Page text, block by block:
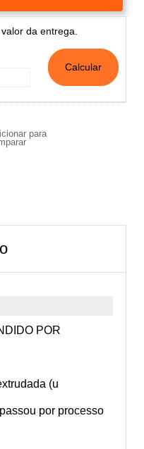
da entrega.
para
POR
(u
por processo